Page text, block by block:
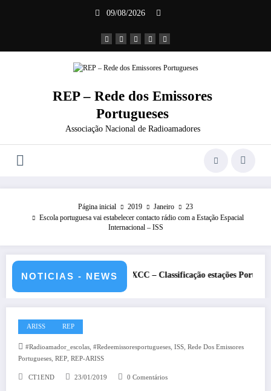
09/08/2026
REP – Rede dos Emissores
Portugueses
Associação Nacional de Radioamadores
Página inicial 2019 Janeiro
23
Escola portuguesa vai estabelecer contacto rádio com a Estação Espacial
Internacional – ISS
NOTICIAS - NEWS
DXCC – Classificação estações Portuguesas-2026
ARISS REP
#radioamador_escolas, #redeemissoresportugueses, ISS, Rede Dos Emissores
Portugueses, REP, REP-ARISS
CT1END 23/01/2019 0 Comentários